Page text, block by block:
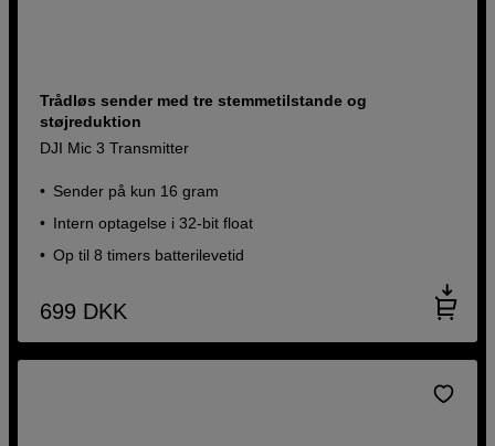
Trådløs sender med tre stemmetilstande og
støjreduktion
DJI Mic 3 Transmitter
Sender på kun 16 gram
Intern optagelse i 32-bit float
Op til 8 timers batterilevetid
699 DKK